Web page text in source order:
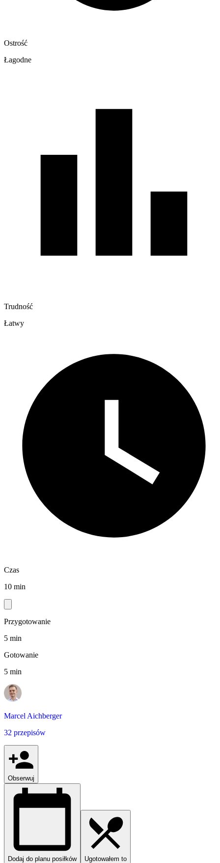
Ostrość
Łagodne
Trudność
Łatwy
Czas
10 min
Przygotowanie
5 min
Gotowanie
5 min
Marcel Aichberger
32 przepisów
Obserwuj
Dodaj do planu posiłków Ugotowałem to